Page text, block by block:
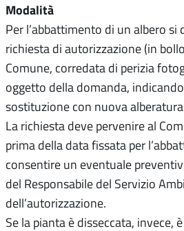
Modalità
Per l’abbattimento di un albero si
richiesta di autorizzazione (in
Comune, corredata di perizia
oggetto della domanda,
sostituzione con nuova
La richiesta deve pervenire al
prima della data fissata per
consentire un eventuale
del Responsabile del Servizio
dell’autorizzazione.
Se la pianta è disseccata, invece,